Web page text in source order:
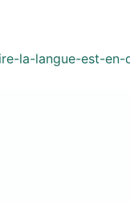
la-langue-est-en-